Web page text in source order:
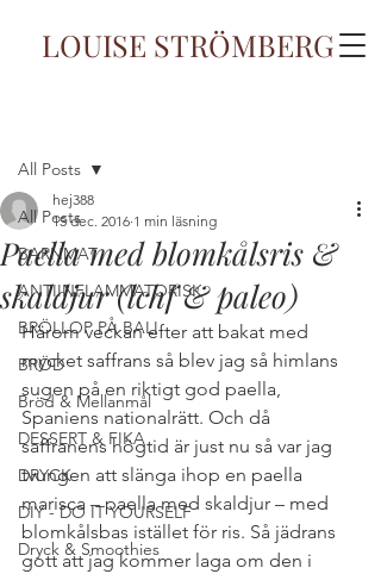
LOUISE STRÖMBERG
All Posts
BARNMAT
ANTIINFLAMMATORISK
BRÖLLOP PÅ BALI
BRÖD
Bröd & Mellanmål
DESSERT & FIKA
DRYCK
DIY - DO IT YOURSELF
Dryck & Smoothies
All Posts
Paella med blomkålsris &
skaldjur (lchf & paleo)
hej388
15 dec. 2016 1 min läsning
Härom veckan efter att bakat med
mycket saffrans så blev jag så himlans
sugen på en riktigt god paella,
Spaniens nationalrätt. Och då
saffranens högtid är just nu så var jag
tvungen att slänga ihop en paella
marisca – paella med skaldjur – med
blomkålsbas istället för ris. Så jädrans
gott att jag kommer laga om den i